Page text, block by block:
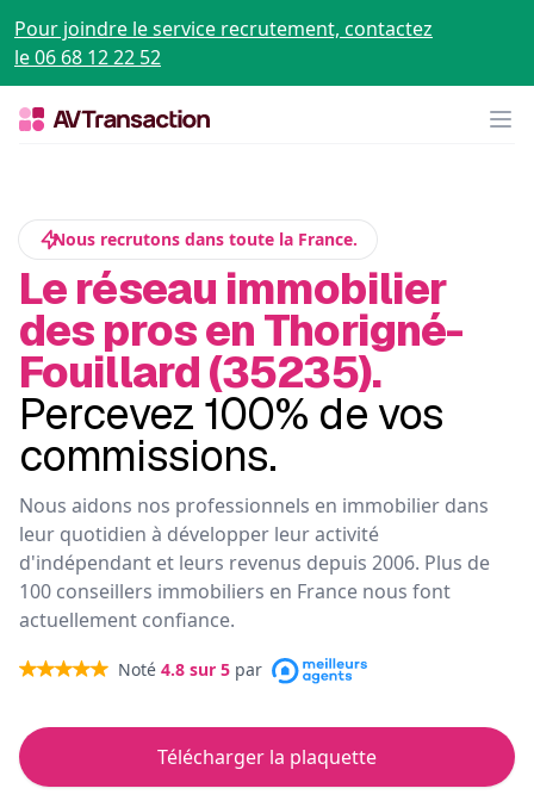
Pour joindre le service recrutement, contactez
le 06 68 12 22 52
Nous recrutons dans toute la France.
Le réseau immobilier
des pros en Thorigné-
Fouillard (35235).
Percevez 100% de vos
commissions.
Nous aidons nos professionnels en immobilier dans
leur quotidien à développer leur activité
d'indépendant et leurs revenus depuis 2006. Plus de
100 conseillers immobiliers en France nous font
actuellement confiance.
Noté 4.8 sur 5 par
Télécharger la plaquette